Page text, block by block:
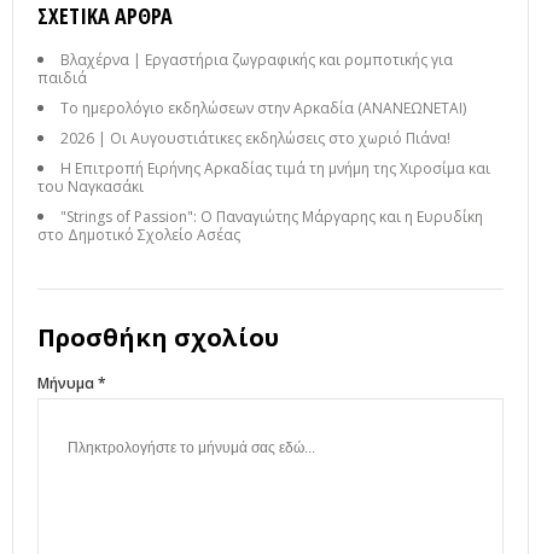
ΣΧΕΤΙΚΆ ΆΡΘΡΑ
Βλαχέρνα | Εργαστήρια ζωγραφικής και ρομποτικής για
παιδιά
Το ημερολόγιο εκδηλώσεων στην Αρκαδία (ΑΝΑΝΕΩΝΕΤΑΙ)
2026 | Οι Αυγουστιάτικες εκδηλώσεις στο χωριό Πιάνα!
Η Επιτροπή Ειρήνης Αρκαδίας τιμά τη μνήμη της Χιροσίμα και
του Ναγκασάκι
"Strings of Passion": Ο Παναγιώτης Μάργαρης και η Ευρυδίκη
στο Δημοτικό Σχολείο Ασέας
Προσθήκη σχολίου
Μήνυμα *